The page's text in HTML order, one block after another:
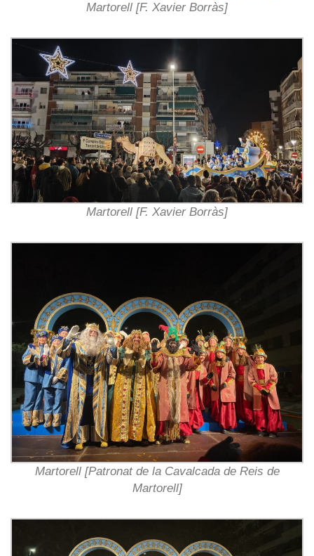
Martorell [F. Xavier Borràs]
Martorell [F. Xavier Borràs]
Martorell [Patronat de la Cavalcada de Reis de
Martorell]